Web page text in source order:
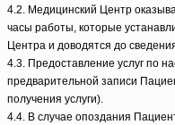
4.2. Медицинский Центр
часы работы, которые
Центра и доводятся до
4.3. Предоставление услуг по
предварительной записи
получения услуги).
4.4. В случае опоздания